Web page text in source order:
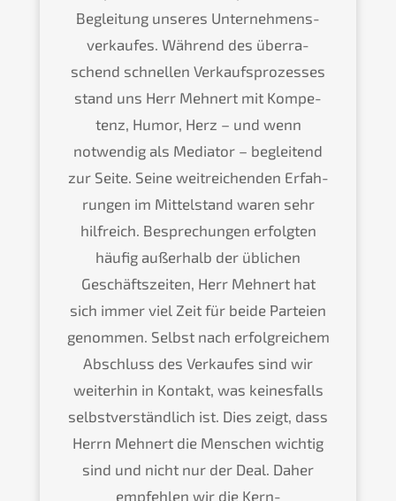
Beglei­tung unseres Unter­neh­mens­
ver­kau­fes. Während des überra­
schend schnel­len Verkaufs­pro­zes­ses
stand uns Herr Mehnert mit Kompe­
tenz, Humor, Herz – und wenn
notwen­dig als Media­tor – beglei­tend
zur Seite. Seine weitrei­chen­den Erfah­
run­gen im Mittel­stand waren sehr
hilfreich. Bespre­chun­gen erfolg­ten
häufig außer­halb der üblichen
Geschäfts­zei­ten, Herr Mehnert hat
sich immer viel Zeit für beide Partei­en
genom­men. Selbst nach erfolg­rei­chem
Abschluss des Verkau­fes sind wir
weiter­hin in Kontakt, was keines­falls
selbst­ver­ständ­lich ist. Dies zeigt, dass
Herrn Mehnert die Menschen wichtig
sind und nicht nur der Deal. Daher
empfeh­len wir die Kern-